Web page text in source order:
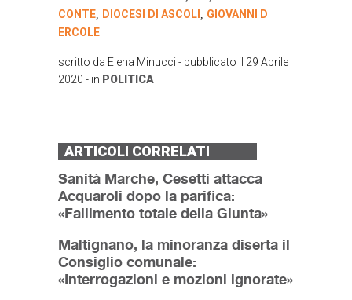
CONTE
DIOCESI DI ASCOLI
GIOVANNI D
ERCOLE
scritto da Elena Minucci - pubblicato il 29 Aprile
2020 - in POLITICA
ARTICOLI CORRELATI
Sanità Marche, Cesetti attacca
Acquaroli dopo la parifica:
«Fallimento totale della Giunta»
Maltignano, la minoranza diserta il
Consiglio comunale:
«Interrogazioni e mozioni ignorate»